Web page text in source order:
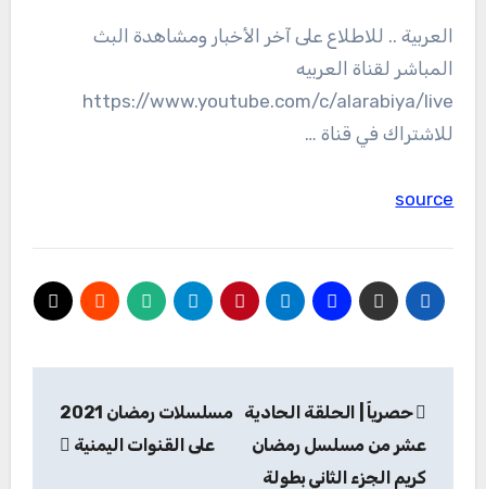
العربية .. للاطلاع على آخر الأخبار ومشاهدة البث
المباشر لقناة العربيه
https://www.youtube.com/c/alarabiya/live
للاشتراك في قناة …
source
المقالات
حصرياََ | الحلقة الحادية
عشر من مسلسل رمضان
كريم الجزء الثاني بطولة
مسلسلات رمضان 2021
على القنوات اليمنية